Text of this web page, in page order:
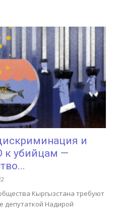
и
к убийцам —
Кыргызстана требуют
депутаткой Надирой